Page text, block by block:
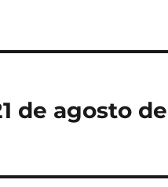
de agosto